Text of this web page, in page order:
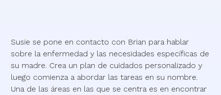
Susie se pone en contacto con Brian para hablar
sobre la enfermedad y las necesidades específicas de
su madre. Crea un plan de cuidados personalizado y
luego comienza a abordar las tareas en su nombre.
Una de las áreas en las que se centra es en encontrar